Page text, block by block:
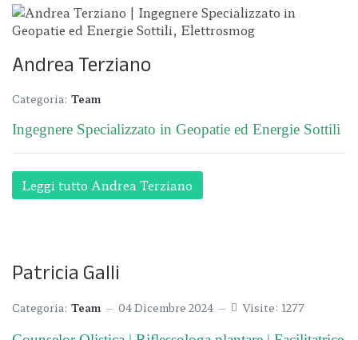
Andrea Terziano
Categoria: Team
Ingegnere Specializzato in Geopatie ed Energie Sottili
Leggi tutto Andrea Terziano
Patricia Galli
Categoria: Team 04 Dicembre 2024 Visite: 1277